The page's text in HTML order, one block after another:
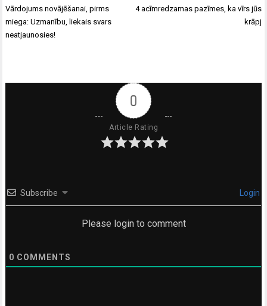
Ziņu
izvēlne
Vārdojums novājēšanai, pirms
miega: Uzmanību, liekais svars
neatjaunosies!
4 acīmredzamas pazīmes, ka vīrs jūs
krāpj
0
Article Rating
Subscribe Login
Please login to comment
0 COMMENTS